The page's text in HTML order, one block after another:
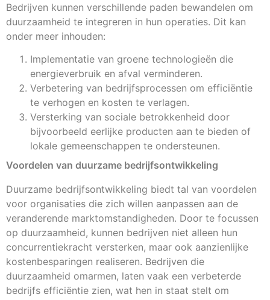
Bedrijven kunnen verschillende paden bewandelen om
duurzaamheid te integreren in hun operaties. Dit kan
onder meer inhouden:
Implementatie van groene technologieën die
energieverbruik en afval verminderen.
Verbetering van bedrijfsprocessen om efficiëntie
te verhogen en kosten te verlagen.
Versterking van sociale betrokkenheid door
bijvoorbeeld eerlijke producten aan te bieden of
lokale gemeenschappen te ondersteunen.
Voordelen van duurzame bedrijfsontwikkeling
Duurzame bedrijfsontwikkeling biedt tal van voordelen
voor organisaties die zich willen aanpassen aan de
veranderende marktomstandigheden. Door te focussen
op duurzaamheid, kunnen bedrijven niet alleen hun
concurrentiekracht versterken, maar ook aanzienlijke
kostenbesparingen realiseren. Bedrijven die
duurzaamheid omarmen, laten vaak een verbeterde
bedrijfs efficiëntie zien, wat hen in staat stelt om